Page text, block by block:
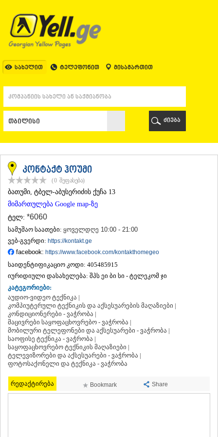
სახელით ტელეფონით მისამართით
ᲗᲑᲘᲚᲘᲡᲘ
ᲗᲑᲘᲚᲘᲡᲘ
ᲐᲤᲮᲐᲖᲔᲗᲘ
ᲒᲐᲚᲘ
ᲑᲐᲗᲣᲛᲘ
ᲥᲝᲑᲣᲚᲔᲗᲘ
ᲨᲣᲐᲮᲔᲕᲘ
ᲩᲐᲥᲕᲘ
ᲝᲖᲣᲠᲒᲔᲗᲘ
ᲩᲝᲮᲐᲢᲐᲣᲠᲘ
ᲣᲠᲔᲙᲘ
ᲘᲛᲔᲠᲔᲗᲘ
ᲑᲐᲦᲓᲐᲗᲘ
ᲕᲐᲜᲘ
ᲖᲔᲡᲢᲐᲤᲝᲜᲘ
ᲗᲔᲠᲯᲝᲚᲐ
ᲡᲐᲛᲢᲠᲔᲓᲘᲐ
ᲡᲐᲩᲮᲔᲠᲔ
ᲢᲧᲘᲑᲣᲚᲘ
ᲥᲣᲗᲐᲘᲡᲘ
ᲬᲧᲐᲚᲢᲣᲑᲝ
ᲭᲘᲐᲗᲣᲠᲐ
ᲮᲐᲠᲐᲒᲐᲣᲚᲘ
ᲮᲝᲜᲘ
ᲙᲐᲮᲔᲗᲘ
ᲐᲮᲛᲔᲢᲐ
ᲒᲣᲠᲯᲐᲐᲜᲘ
ᲓᲔᲓᲝᲤᲚᲘᲡᲬᲧᲐᲠᲝ
ᲗᲔᲚᲐᲕᲘ
ᲚᲐᲒᲝᲓᲔᲮᲘ
ᲡᲘᲦᲜᲐᲦᲘ
ᲧᲕᲐᲠᲔᲚᲘ
ძიება
კონტაქტ ჰოუმი
(0 შეფასება)
ᲑᲐᲗᲣᲛᲘ, ტბელ-აბუსერიძის ქუჩა 13
მიმართულება Google map-ზე
ტელ: *6060
სამუშაო საათები: ყოველდღე 10:00 - 21:00
ვებ-გვერდი: https://kontakt.ge
facebook: https://www.facebook.com/kontakthomegeo
საიდენტიფიკაციო კოდი: 405485915
იურიდიული დასახელება: შპს ეი ბი სი - ტელეკომ ჯი
კატეგორიები:
აუდიო-ვიდეო ტექნიკა |
კომპიუტერული ტექნიკის და აქსესუარების მაღაზიები |
კონდიციონერები - ვაჭრობა |
მაცივრები საყოფაცხოვრებო - ვაჭრობა |
მობილური ტელეფონები და აქსესუარები - ვაჭრობა |
საოფისე ტექნიკა - ვაჭრობა |
საყოფაცხოვრებო ტექნიკის მაღაზიები |
ტელევიზორები და აქსესუარები - ვაჭრობა |
ფოტოსაქონელი და ტექნიკა - ვაჭრობა
რედაქტირება Bookmark Share